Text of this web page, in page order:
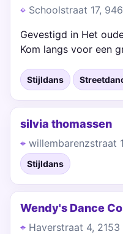
Schoolstraat 17,
Gevestigd in Het
Kom langs voor een
Stijldans
silvia thomassen
willembarenzstraat
Stijldans
Wendy's Dance
Haverstraat 4, 2153